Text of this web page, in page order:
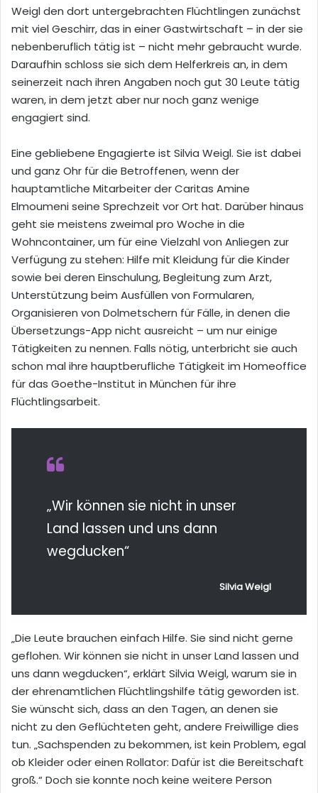
Weigl den dort untergebrachten Flüchtlingen zunächst
mit viel Geschirr, das in einer Gastwirtschaft – in der sie
nebenberuflich tätig ist – nicht mehr gebraucht wurde.
Daraufhin schloss sie sich dem Helferkreis an, in dem
seinerzeit nach ihren Angaben noch gut 30 Leute tätig
waren, in dem jetzt aber nur noch ganz wenige
engagiert sind.
Eine gebliebene Engagierte ist Silvia Weigl. Sie ist dabei
und ganz Ohr für die Betroffenen, wenn der
hauptamtliche Mitarbeiter der Caritas Amine
Elmoumeniseine Sprechzeit vor Ort hat. Darüber hinaus
geht sie meistens zweimal pro Woche in die
Wohncontainer, um für eine Vielzahl von Anliegen zur
Verfügung zu stehen: Hilfe mit Kleidung für die Kinder
sowie bei deren Einschulung, Begleitung zum Arzt,
Unterstützung beim Ausfüllen von Formularen,
Organisieren von Dolmetschern für Fälle, in denen die
Übersetzungs-App nicht ausreicht – um nur einige
Tätigkeiten zu nennen. Falls nötig,unterbricht sie auch
schon mal ihre hauptberufliche Tätigkeit im Homeoffice
für das Goethe-Institut in München für ihre
Flüchtlingsarbeit.
„Wir können sie nicht in unser
Land lassen und uns dann
wegducken“
Silvia Weigl
„Die Leute brauchen einfach Hilfe. Sie sind nicht gerne
geflohen. Wir können sie nicht in unser Land lassen und
uns dann wegducken“, erklärt Silvia Weigl, warum sie in
der ehrenamtlichen Flüchtlingshilfe tätig geworden ist.
Sie wünscht sich, dass an den Tagen, an denen sie
nicht zu den Geflüchteten geht, andere Freiwillige dies
tun. „Sachspenden zu bekommen, ist kein Problem, egal
ob Kleider oder einen Rollator: Dafür ist die Bereitschaft
groß.“ Doch sie konnte noch keine weitere Person